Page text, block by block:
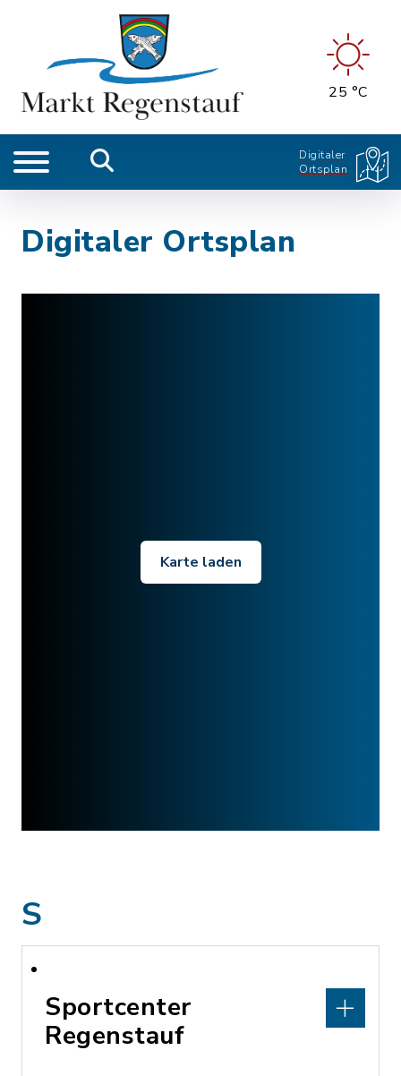
25 °C
Digitaler
Ortsplan
Digitaler Ortsplan
Karte laden
S
Sportcenter
Regenstauf